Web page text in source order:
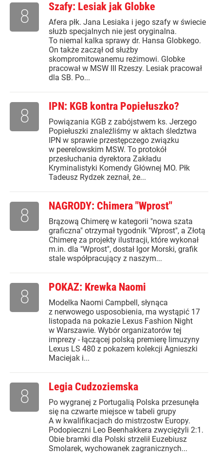
Szafy: Lesiak jak Globke
Afera płk. Jana Lesiaka i jego szafy w świecie
służb specjalnych nie jest oryginalna.
To niemal kalka sprawy dr. Hansa Globkego.
On także zaczął od służby
skompromitowanemu reżimowi. Globke
pracował w MSW III Rzeszy. Lesiak pracował
dla SB. Po...
8
IPN: KGB kontra Popiełuszko?
Powiązania KGB z zabójstwem ks. Jerzego
Popiełuszki znaleźliśmy w aktach śledztwa
IPN w sprawie przestępczego związku
w peerelowskim MSW. To protokół
przesłuchania dyrektora Zakładu
Kryminalistyki Komendy Głównej MO. Płk
Tadeusz Rydzek zeznał, że...
8
NAGRODY: Chimera "Wprost"
Brązową Chimerę w kategorii "nowa szata
graficzna" otrzymał tygodnik "Wprost", a Złotą
Chimerę za projekty ilustracji, które wykonał
m.in. dla "Wprost", dostał Igor Morski, grafik
stale współpracujący z naszym...
8
POKAZ: Krewka Naomi
Modelka Naomi Campbell, słynąca
z nerwowego usposobienia, ma wystąpić 17
listopada na pokazie Lexus Fashion Night
w Warszawie. Wybór organizatorów tej
imprezy - łączącej polską premierę limuzyny
Lexus LS 480 z pokazem kolekcji Agnieszki
Maciejak i...
8
Legia Cudzoziemska
Po wygranej z Portugalią Polska przesunęła
się na czwarte miejsce w tabeli grupy
A w kwalifikacjach do mistrzostw Europy.
Podopieczni Leo Beenhakkera zwyciężyli 2:1.
Obie bramki dla Polski strzelił Euzebiusz
Smolarek, wychowanek zagranicznych...
8